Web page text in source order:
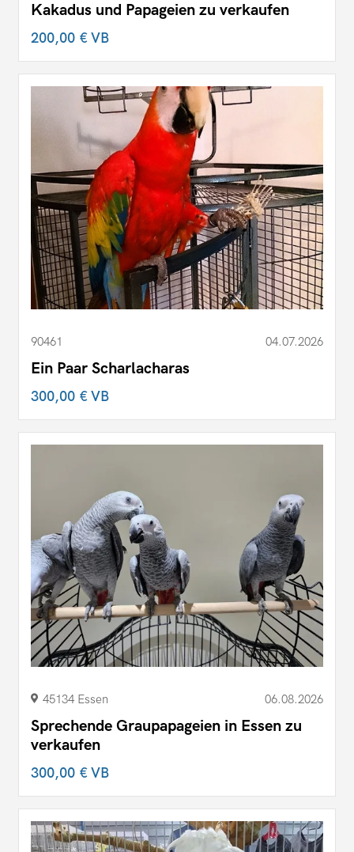
Kakadus und Papageien zu verkaufen
200,00 €VB
90461 04.07.2026
Ein Paar Scharlacharas
300,00 €VB
45134 Essen 06.08.2026
Sprechende Graupapageien in Essen zu
verkaufen
300,00 €VB